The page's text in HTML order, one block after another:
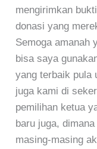
mengirimkan
donasi yang
Semoga amanah
bisa saya
yang terbaik pula
juga kami di
pemilihan ketua
baru juga,
masing-masing